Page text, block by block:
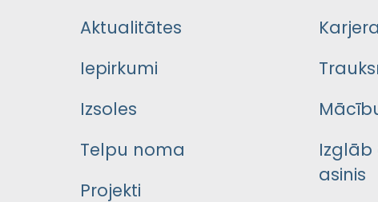
Aktualitātes
Iepirkumi
Izsoles
Telpu noma
Projekti
Karjera
Izglāb
asinis